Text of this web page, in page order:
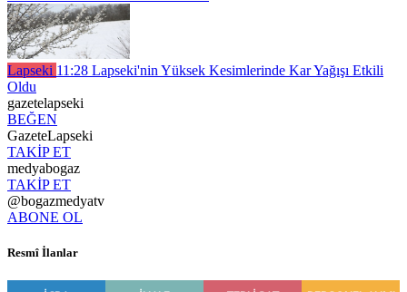
Lapseki 11:28 Lapseki'nin Yüksek Kesimlerinde Kar Yağışı Etkili
Oldu
gazetelapseki
BEĞEN
GazeteLapseki
TAKİP ET
medyabogaz
TAKİP ET
@bogazmedyatv
ABONE OL
Resmî İlanlar